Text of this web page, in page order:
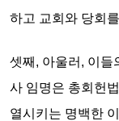
하고 교회와 당회
셋째, 아울러, 이들
사 임명은 총회헌
열시키는 명백한